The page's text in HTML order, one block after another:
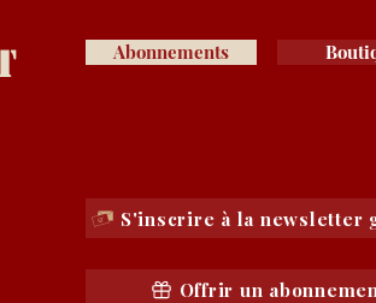
Abonnements
S'inscrire à la newsletter
Offrir un